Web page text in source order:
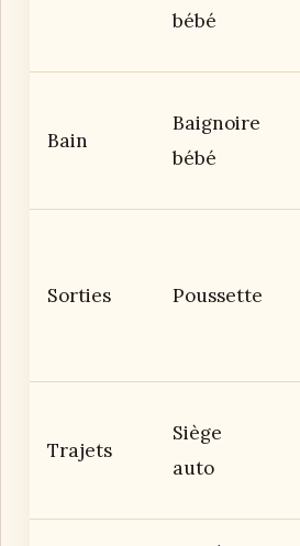
bébé
Bain
Baignoire
bébé
Sorties Poussette
Trajets
Siège
auto